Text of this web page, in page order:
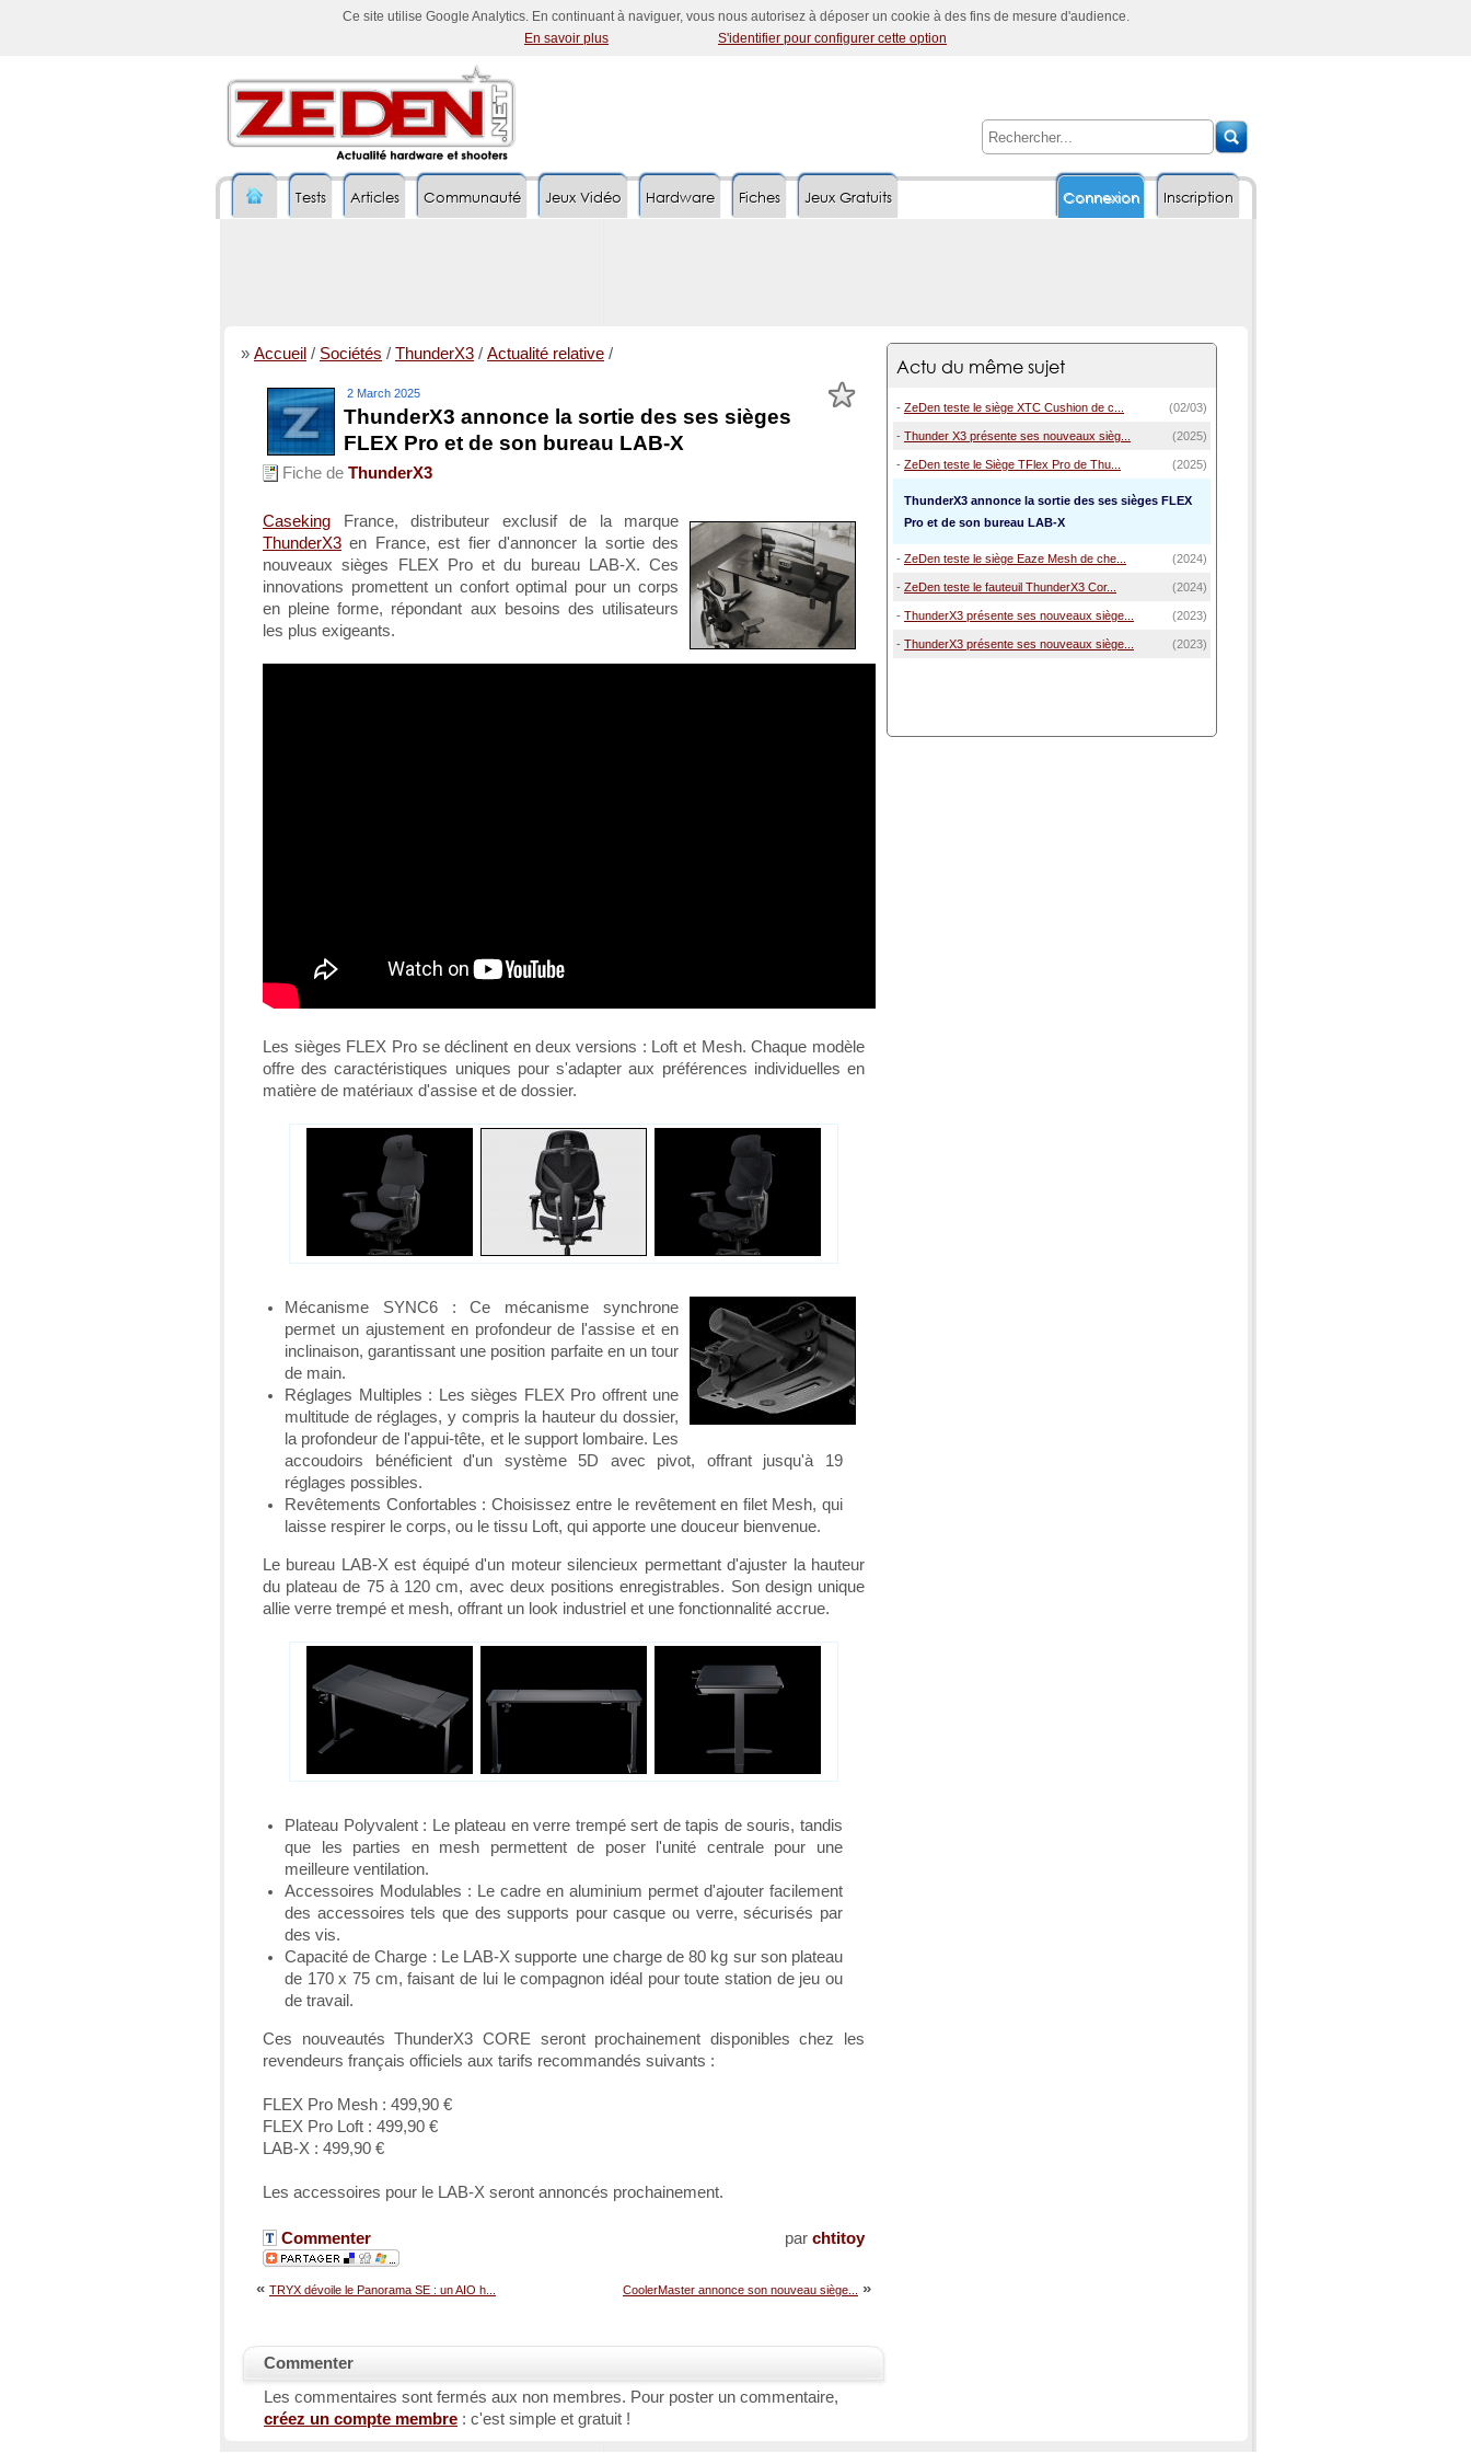
Ce site utilise Google Analytics. En continuant à naviguer, vous nous autorisez à déposer un cookie à des fins de mesure d'audience.
En savoir plus
S'identifier pour configurer cette option
Inscription
Tests Articles Communauté Jeux Vidéo Hardware Fiches Connexion
Jeux Gratuits
» Accueil / Sociétés / ThunderX3 / Actualité relative /
2 March 2025
ThunderX3 annonce la sortie des ses sièges
FLEX Pro et de son bureau LAB-X
Fiche de ThunderX3
Caseking France, distributeur exclusif de la marque
ThunderX3 en France, est fier d'annoncer la sortie des
nouveaux sièges FLEX Pro et du bureau LAB-X. Ces
innovations promettent un confort optimal pour un corps
en pleine forme, répondant aux besoins des utilisateurs
les plus exigeants.
Les sièges FLEX Pro se déclinent en deux versions : Loft et Mesh. Chaque modèle
offre des caractéristiques uniques pour s'adapter aux préférences individuelles en
matière de matériaux d'assise et de dossier.
Mécanisme SYNC6 : Ce mécanisme synchrone
permet un ajustement en profondeur de l'assise et en
inclinaison, garantissant une position parfaite en un tour
de main.
Réglages Multiples : Les sièges FLEX Pro offrent une
multitude de réglages, y compris la hauteur du dossier,
la profondeur de l'appui-tête, et le support lombaire. Les
accoudoirs bénéficient d'un système 5D avec pivot, offrant jusqu'à 19
réglages possibles.
Revêtements Confortables : Choisissez entre le revêtement en filet Mesh, qui
laisse respirer le corps, ou le tissu Loft, qui apporte une douceur bienvenue.
Le bureau LAB-X est équipé d'un moteur silencieux permettant d'ajuster la hauteur
du plateau de 75 à 120 cm, avec deux positions enregistrables. Son design unique
allie verre trempé et mesh, offrant un look industriel et une fonctionnalité accrue.
Plateau Polyvalent : Le plateau en verre trempé sert de tapis de souris, tandis
que les parties en mesh permettent de poser l'unité centrale pour une
meilleure ventilation.
Accessoires Modulables : Le cadre en aluminium permet d'ajouter facilement
des accessoires tels que des supports pour casque ou verre, sécurisés par
des vis.
Capacité de Charge : Le LAB-X supporte une charge de 80 kg sur son plateau
de 170 x 75 cm, faisant de lui le compagnon idéal pour toute station de jeu ou
de travail.
Ces nouveautés ThunderX3 CORE seront prochainement disponibles chez les
revendeurs français officiels aux tarifs recommandés suivants :
FLEX Pro Mesh : 499,90 €
FLEX Pro Loft : 499,90 €
LAB-X : 499,90 €
Les accessoires pour le LAB-X seront annoncés prochainement.
par chtitoy
Commenter
CoolerMaster annonce son nouveau siège... »
« TRYX dévoile le Panorama SE : un AIO h...
Commenter
Les commentaires sont fermés aux non membres. Pour poster un commentaire,
créez un compte membre : c'est simple et gratuit !
Actu du même sujet
- ZeDen teste le siège XTC Cushion de c... (02/03)
- Thunder X3 présente ses nouveaux sièg... (2025)
- ZeDen teste le Siège TFlex Pro de Thu... (2025)
ThunderX3 annonce la sortie des ses sièges FLEX
Pro et de son bureau LAB-X
- ZeDen teste le siège Eaze Mesh de che... (2024)
- ZeDen teste le fauteuil ThunderX3 Cor... (2024)
- ThunderX3 présente ses nouveaux siège... (2023)
- ThunderX3 présente ses nouveaux siège... (2023)